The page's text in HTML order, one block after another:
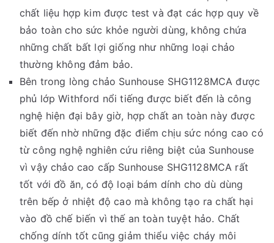
chất liệu hợp kim được test và đạt các hợp quy về
bảo toàn cho sức khỏe người dùng, không chứa
những chất bất lợi giống như những loại chảo
thường không đảm bảo.
Bên trong lòng chảo Sunhouse SHG1128MCA được
phủ lớp Withford nổi tiếng được biết đến là công
nghệ hiện đại bây giờ, hợp chất an toàn này được
biết đến nhờ những đặc điểm chịu sức nóng cao có
từ công nghệ nghiên cứu riêng biệt của Sunhouse
vì vậy chảo cao cấp Sunhouse SHG1128MCA rất
tốt với đồ ăn, có độ loại bám dính cho dù dùng
trên bếp ở nhiệt độ cao mà không tạo ra chất hại
vào đồ chế biến vì thế an toàn tuyệt hảo. Chất
chống dính tốt cũng giảm thiểu việc cháy môi